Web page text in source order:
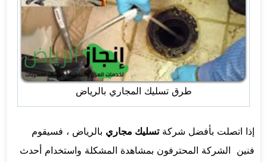
طرق تسليك المجاري بالرياض
إذا اتصلت بأفضل شركةتسليك مجاري بالرياض ، فسيقوم
فنين الشركة المحترفون بمشاهدة المشكلة واستخدام أحدث